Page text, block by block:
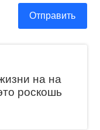
Отправить
на на
роскошь